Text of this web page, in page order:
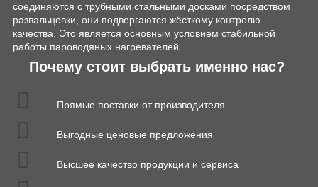
соединяются с трубными стальными досками посредством
развальцовки, они подвергаются жёсткому контролю
качества. Это является основным условием стабильной
работы пароводяных нагревателей.
Почему стоит выбрать именно нас?
Прямые поставки от производителя
Выгодные ценовые предложения
Высшее качество продукции и сервиса